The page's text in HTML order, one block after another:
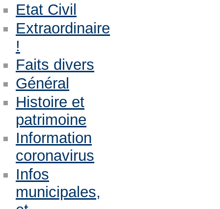
Etat Civil
Extraordinaire
!
Faits divers
Général
Histoire et
patrimoine
Information
coronavirus
Infos
municipales,